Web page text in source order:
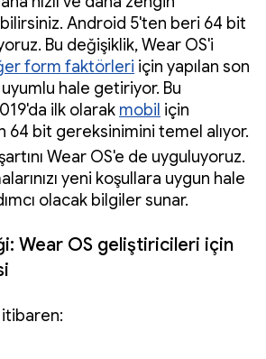
Android 5'ten beri 64 bit
Bu değişiklik, Wear OS'i
form faktörleri için yapılan son
hale getiriyor. Bu
ilk olarak mobil için
64 bit gereksinimini temel alıyor.
Wear OS'e de uyguluyoruz.
yeni koşullara uygun hale
olacak bilgiler sunar.
Wear OS geliştiricileri için
itibaren: